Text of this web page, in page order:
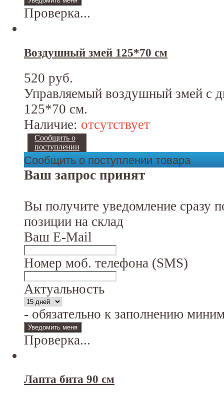
Проверка...
Воздушный змей 125*70 см
520 руб.
Управляемый воздушный змей с
125*70 см.
Наличие: отсутствует
Сообщить о
поступлении
Сообщить о поступлении товара
Ваш запрос принят
Вы получите уведомление сразу
позиции на склад
Ваш E-Mail
Номер моб. телефона (SMS)
Актуальность
- обязательно к заполнению
Проверка...
Лапта бита 90 см